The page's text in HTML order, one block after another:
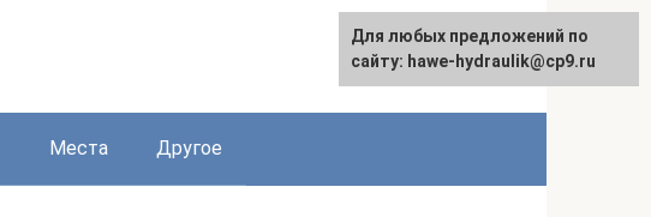
Места Другое
Для любых предложений по
сайту: hawe-hydraulik@cp9.ru